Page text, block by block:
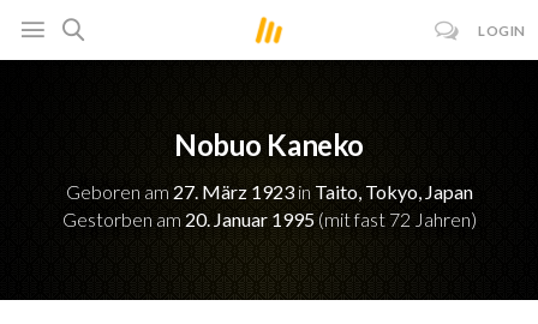
LOGIN
Nobuo Kaneko
Geboren am 27. März 1923in Taito, Tokyo, Japan
Gestorben am 20. Januar 1995(mit fast 72 Jahren)